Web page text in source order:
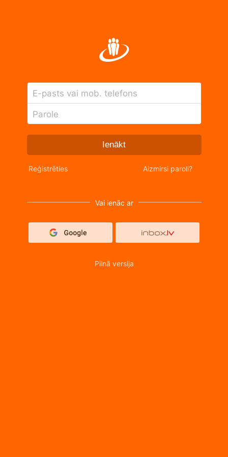
E-pasts vai mob. telefons
Parole
Ienākt
Reģistrēties Aizmirsi paroli?
Vai ienāc ar
Pilnā versija